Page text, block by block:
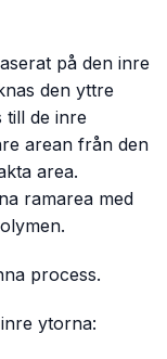
på den inre
den yttre
till de inre
arean från den
area.
ramarea med
process.
ytorna: